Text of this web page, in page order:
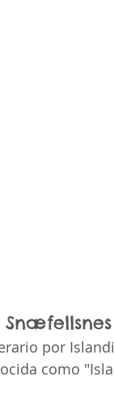
Snæfellsnes
por
como